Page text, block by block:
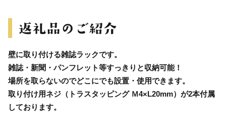
壁に取り付ける雑誌ラックです。
雑誌・新聞・パンフレット等すっきりと収納可能！
場所を取らないのでどこにでも設置・使用できます。
取り付け用ネジ（トラスタッピング Ｍ4×L20mm）が2本付属
しております。